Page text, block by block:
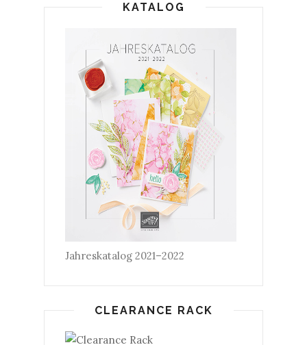
KATALOG
Jahreskatalog 2021–2022
CLEARANCE RACK